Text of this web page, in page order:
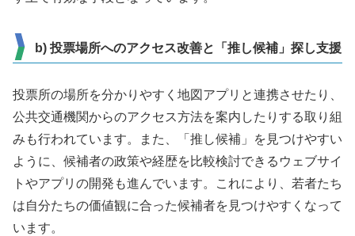
b) 投票場所へのアクセス改善と「推し候補」探し支援
投票所の場所を分かりやすく地図アプリと連携させたり、
公共交通機関からのアクセス方法を案内したりする取り組
みも行われています。また、「推し候補」を見つけやすい
ように、候補者の政策や経歴を比較検討できるウェブサイ
トやアプリの開発も進んでいます。これにより、若者たち
は自分たちの価値観に合った候補者を見つけやすくなって
います。